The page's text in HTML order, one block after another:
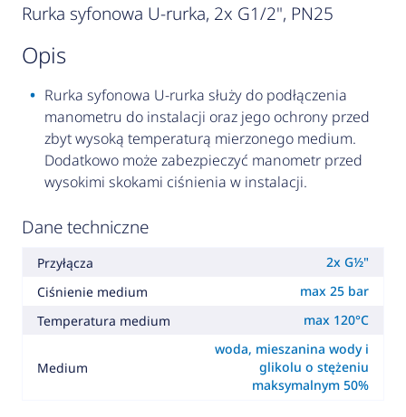
Rurka syfonowa U-rurka, 2x G1/2", PN25
opis
Rurka syfonowa U-rurka służy do podłączenia
manometru do instalacji oraz jego ochrony przed
zbyt wysoką temperaturą mierzonego medium.
Dodatkowo może zabezpieczyć manometr przed
wysokimi skokami ciśnienia w instalacji.
Dane techniczne
Przyłącza
2x G½"
Ciśnienie medium
max 25 bar
Temperatura medium
max 120°C
Medium
woda, mieszanina wody i
glikolu o stężeniu
maksymalnym 50%